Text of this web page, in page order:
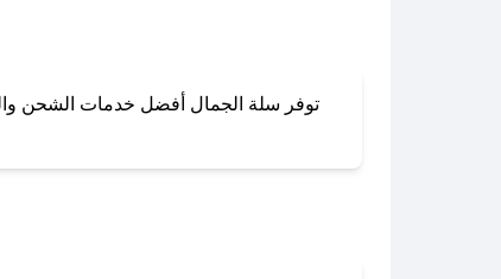
لا تقلق! يمكنك
توفر سلة الجمال أفضل خدمات الشحن